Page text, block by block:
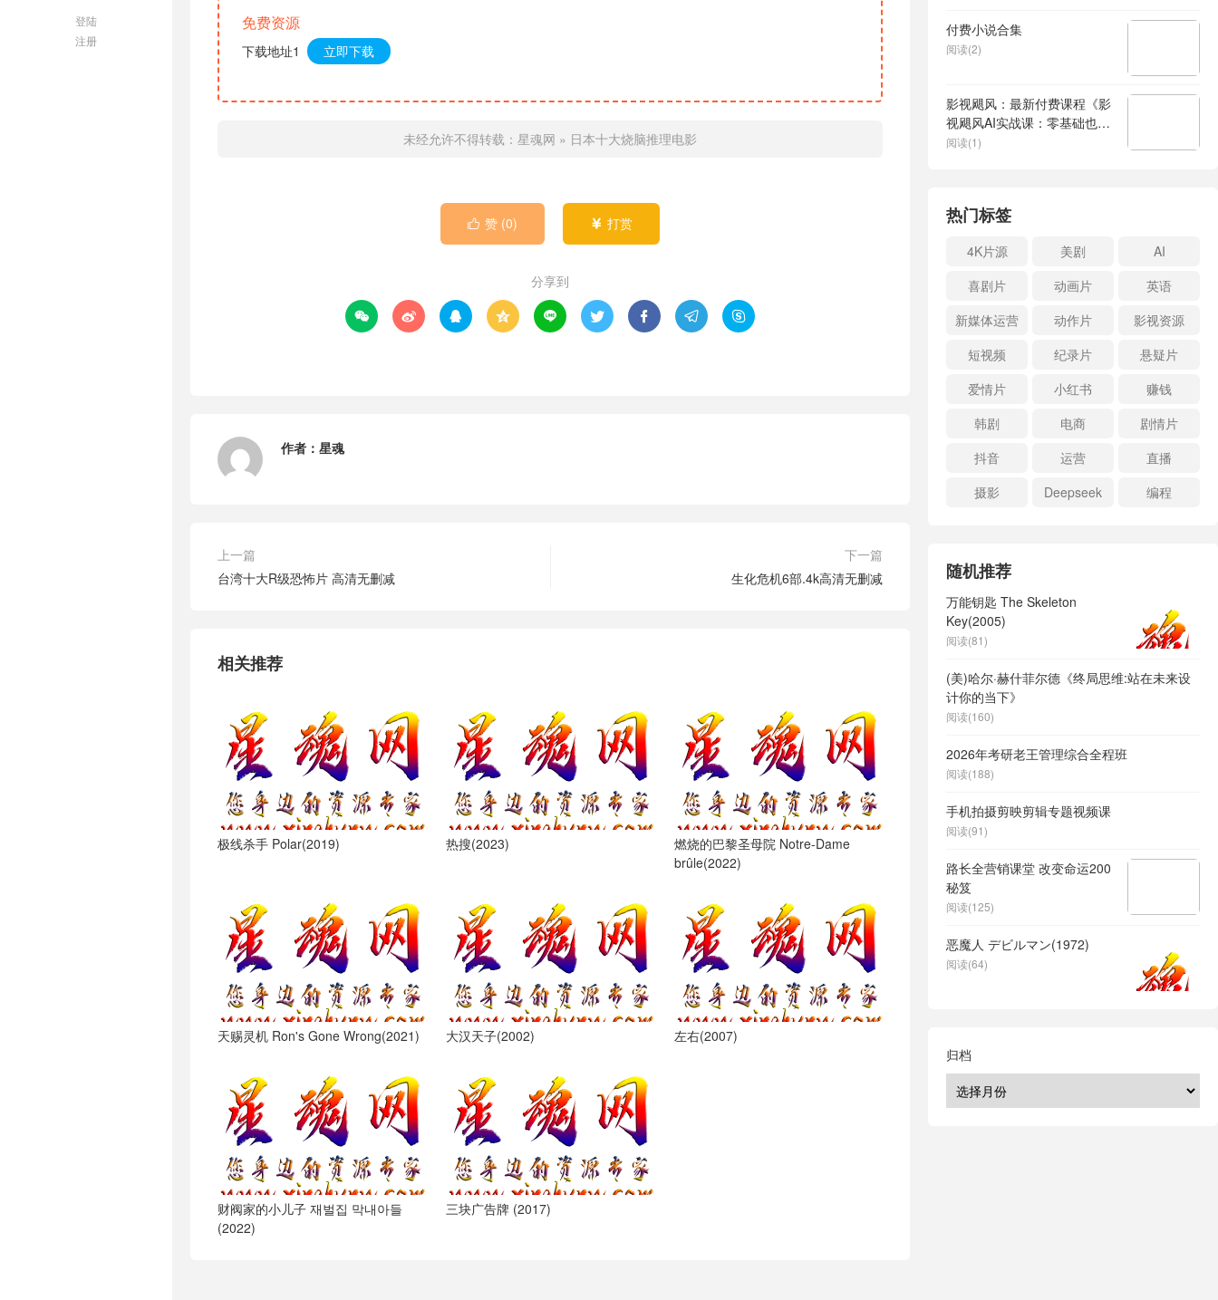
登陆
注册
免费资源
下载地址1 立即下载
未经允许不得转载： 星魂网 » 日本十大烧脑推理电影
 赞 (0)  打赏
分享到
        
作者： 星魂
上一篇
台湾十大R级恐怖片 高清无删减
下一篇
生化危机6部.4k高清无删减
相关推荐
极线杀手 Polar(2019) 热搜(2023)
燃烧的巴黎圣母院 Notre-Dame
brûle(2022)
天赐灵机 Ron's Gone Wrong(2021) 大汉天子(2002) 左右(2007)
财阀家的小儿子 재벌집 막내아들
(2022)
三块广告牌 (2017)
付费小说合集
阅读(2)
影视飓风：最新付费课程《影
视飓风AI实战课：零基础也能
做AI视频》
阅读(1)
热门标签
4K片源 美剧
AI
喜剧片
动画片
英语
新媒体运营
动作片
影视资源
短视频
纪录片
悬疑片
爱情片
小红书
赚钱
韩剧
电商
剧情片
抖音
运营
直播
摄影
Deepseek 编程
随机推荐
万能钥匙 The Skeleton
Key(2005)
阅读(81)
(美)哈尔·赫什菲尔德《终局思维:站在未来设
计你的当下》
阅读(160)
2026年考研老王管理综合全程班
阅读(188)
手机拍摄剪映剪辑专题视频课
阅读(91)
路长全营销课堂 改变命运200
秘笈
阅读(125)
恶魔人 デビルマン(1972)
阅读(64)
归档